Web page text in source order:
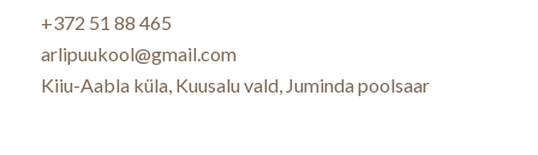
+372 51 88 465
arlipuukool@gmail.com
Kiiu-Aabla küla, Kuusalu vald, Juminda poolsaar